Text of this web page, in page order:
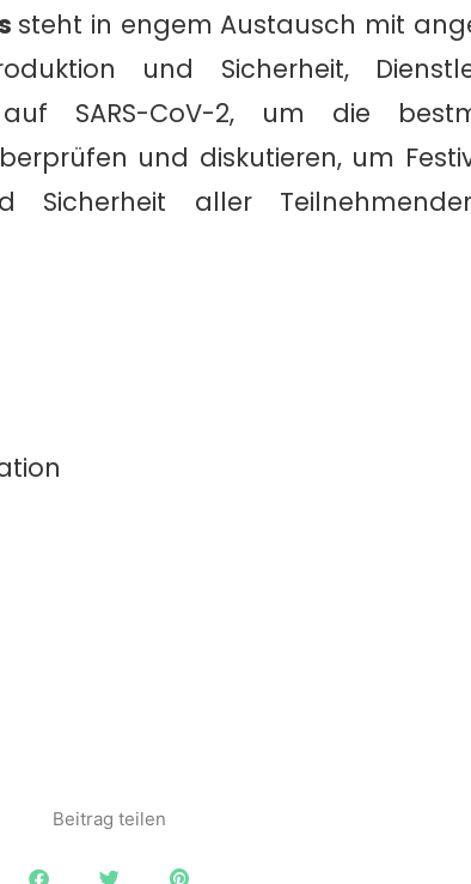
steht in engem Austausch mit
und Sicherheit,
SARS-CoV-2, um die
und diskutieren, um
Sicherheit aller
Beitrag teilen